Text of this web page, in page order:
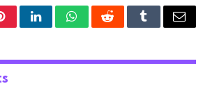
LinkedInWhatsAppRedditTumblrEmail